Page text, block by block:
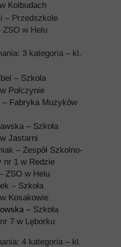
Kolbudach
– Przedszkole
w Helu
3 kategoria – kl.
– Szkoła
Połczynie
– Fabryka Muzyków
– Szkoła
Jastarni
– Zespół Szkolno-
nr 1 w Redzie
ZSO w Helu
– Szkoła
Kosakowie
– Szkoła
7 w Lęborku
4 kategoria – kl.